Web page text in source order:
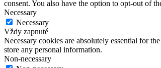
consent. You also have the option to opt-out of
Necessary
Necessary
Vždy zapnuté
Necessary cookies are absolutely essential for
store any personal information.
Non-necessary